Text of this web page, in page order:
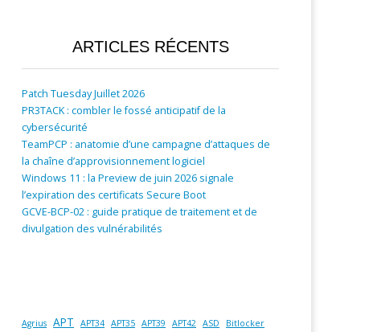
ARTICLES RÉCENTS
Patch Tuesday Juillet 2026
PR3TACK : combler le fossé anticipatif de la
cybersécurité
TeamPCP : anatomie d’une campagne d’attaques de
la chaîne d’approvisionnement logiciel
Windows 11 : la Preview de juin 2026 signale
l’expiration des certificats Secure Boot
GCVE-BCP-02 : guide pratique de traitement et de
divulgation des vulnérabilités
Agrius APT APT34 APT35 APT39 APT42 ASD
Bitlocker